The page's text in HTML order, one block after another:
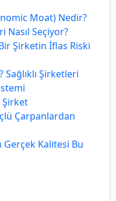
Moat) Nedir?
Seçiyor?
Şirketin İflas Riski
Şirketleri
Şirket
Çarpanlardan
Gerçek Kalitesi Bu